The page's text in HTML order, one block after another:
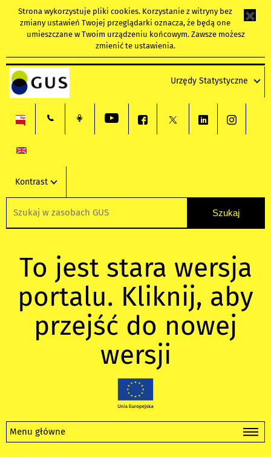
Strona wykorzystuje pliki cookies. Korzystanie z witryny bez
zmiany ustawień Twojej przeglądarki oznacza, że będą one
umieszczane w Twoim urządzeniu końcowym. Zawsze możesz
zmienić te ustawienia.
Urzędy Statystyczne
Kontrast
To jest stara wersja
portalu. Kliknij, aby
przejść do nowej
wersji
Menu główne